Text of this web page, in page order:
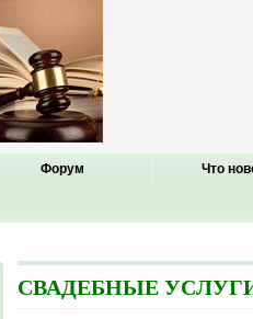
Форум Что
СВАДЕБНЫЕ